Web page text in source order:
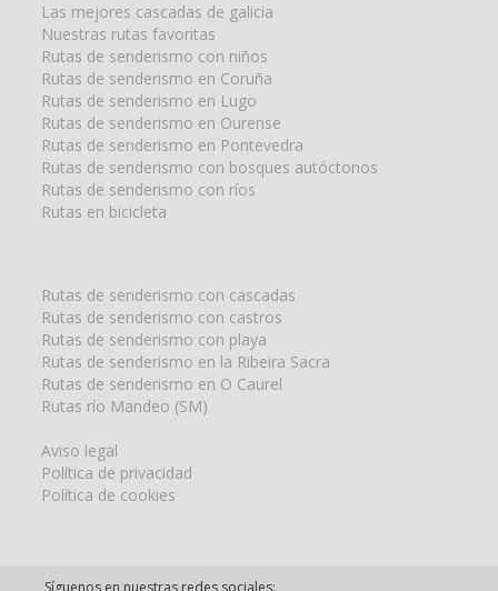
Las mejores cascadas de galicia
Nuestras rutas favoritas
Rutas de senderismo con niños
Rutas de senderismo en Coruña
Rutas de senderismo en Lugo
Rutas de senderismo en Ourense
Rutas de senderismo en Pontevedra
Rutas de senderismo con bosques autóctonos
Rutas de senderismo con ríos
Rutas en bicicleta
Rutas de senderismo con cascadas
Rutas de senderismo con castros
Rutas de senderismo con playa
Rutas de senderismo en la Ribeira Sacra
Rutas de senderismo en O Caurel
Rutas río Mandeo (SM)
Aviso legal
Política de privacidad
Política de cookies